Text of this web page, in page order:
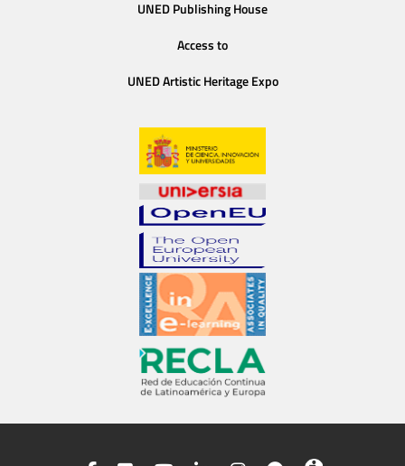
UNED Publishing House
Access to
UNED Artistic Heritage Expo